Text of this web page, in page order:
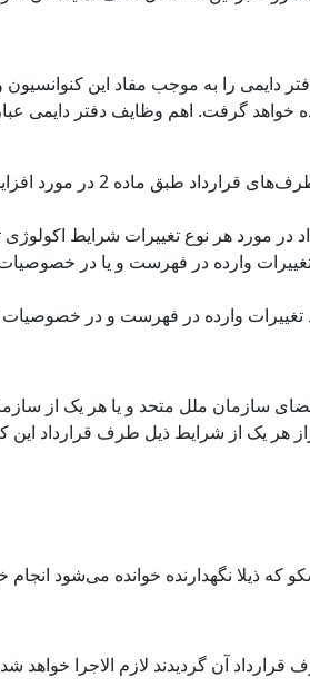
دایمی را به موجب مفاد این کنوانسیون
گرفت. اهم وظایف دفتر دایمی
ب: تهیه‌ی فهرست تالاب‌های
وارده در فهرست و یا در خصوصیات
وارده در فهرست و در خصوصیات
سازمان ملل متحد و یا هر یک از
هر یک از شرایط ذیل طرف قرارداد این
که ذیلا نگهدارنده خوانده می‌شود انجام
چهار ماه پس از این که هفت دولت طبق مقررات ماده 9 طرف